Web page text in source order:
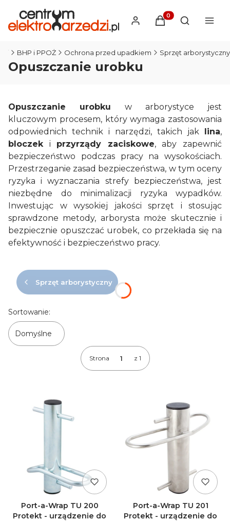
Produkty w
Otwórz
BHP i PPOŻ Ochrona przed upadkiem Sprzęt arborystyczny
Opuszczanie urobku
Opuszczanie urobku w arborystyce jest
kluczowym procesem, który wymaga zastosowania
odpowiednich technik i narzędzi, takich jak lina,
bloczeki przyrządy zaciskowe, aby zapewnić
bezpieczeństwo podczas pracy na wysokościach.
Przestrzeganie zasad bezpieczeństwa, w tym oceny
ryzyka i wyznaczania strefy bezpieczeństwa, jest
niezbędne do minimalizacji ryzyka wypadków.
Inwestując w wysokiej jakości sprzęt i stosując
sprawdzone metody, arborysta może skutecznie i
bezpiecznie opuszczać urobek, co przekłada się na
efektywność i bezpieczeństwo pracy.
Sprzęt arborystyczny
Lista produktów
Sortowanie:
Domyślne
Strona z 1
Port-a-Wrap TU 200
Protekt - urządzenie do
Port-a-Wrap TU 201
Protekt - urządzenie do